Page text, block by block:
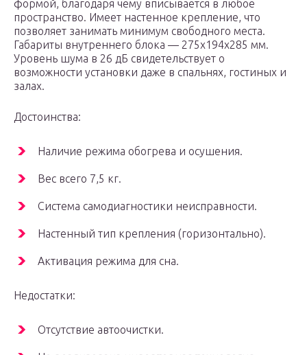
формой, благодаря чему вписывается в любое
пространство. Имеет настенное крепление, что
позволяет занимать минимум свободного места.
Габариты внутреннего блока — 275х194х285 мм.
Уровень шума в 26 дБ свидетельствует о
возможности установки даже в спальнях, гостиных и
залах.
Достоинства:
Наличие режима обогрева и осушения.
Вес всего 7,5 кг.
Система самодиагностики неисправности.
Настенный тип крепления (горизонтально).
Активация режима для сна.
Недостатки:
Отсутствие автоочистки.